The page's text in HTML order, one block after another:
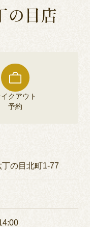
の目店
イクアウト
予約
の目北町1-77